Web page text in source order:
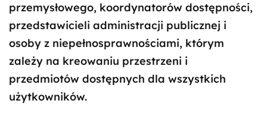
przemysłowego, koordynatorów dostępności,
przedstawicieli administracji publicznej i
osoby z niepełnosprawnościami, którym
zależy na kreowaniu przestrzeni i
przedmiotów dostępnych dla wszystkich
użytkowników.